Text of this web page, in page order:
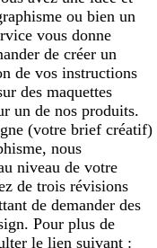
ou bien un
vous donne
de créer un
de vos instructions
des maquettes
un de nos produits.
(votre brief créatif)
nous
niveau de votre
de trois révisions
de demander des
Pour plus de
le lien suivant :